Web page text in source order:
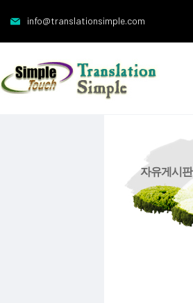
info@translationsimple.com
자유게시판